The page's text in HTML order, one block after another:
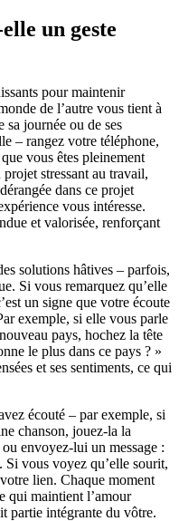
un geste
pour maintenir
de l’autre vous tient à
journée ou de ses
– rangez votre téléphone,
vous êtes pleinement
stressant au travail,
dans ce projet
vous intéresse.
et valorisée, renforçant
solutions hâtives – parfois,
Si vous remarquez qu’elle
un signe que votre écoute
exemple, si elle vous parle
pays, hochez la tête
le plus dans ce pays ? »
et ses sentiments, ce qui
écouté – par exemple, si
chanson, jouez-la la
envoyez-lui un message :
Si vous voyez qu’elle sourit,
lien. Chaque moment
qui maintient l’amour
partie intégrante du vôtre.